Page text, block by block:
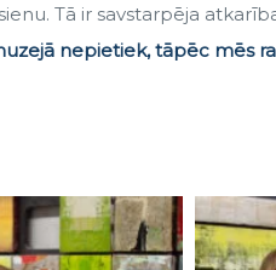
Tā ir savstarpēja
nepietiek, tāpēc mēs